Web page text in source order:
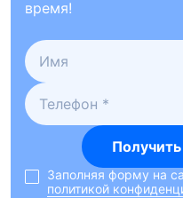
время!
Заполняя форму на
политикой